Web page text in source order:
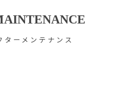
ターメンテナンス